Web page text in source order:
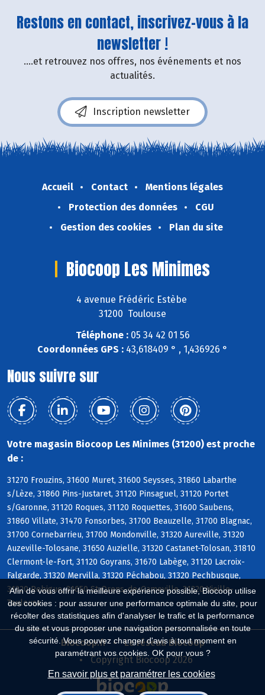
Afin de vous offrir la meilleure expérience possible, Biocoop utilise
des cookies : pour assurer une performance optimale du site, pour
récolter des statistiques afin d'analyser le trafic et la performance
du site et vous proposer une navigation personnalisée en toute
sécurité. Vous pouvez changer d'avis à tout moment en
paramétrant vos cookies. OK pour vous ?
En savoir plus et paramétrer les cookies
Restons en contact, inscrivez-vous à la
newsletter !
....et retrouvez nos offres, nos événements et nos
actualités.
Inscription newsletter
Accueil Contact
Mentions légales
Protection des données
CGU
Gestion des cookies
Plan du site
Biocoop Les Minimes
4 avenue Frédéric Estèbe
31200 Toulouse
Téléphone :05 34 42 01 56
Coordonnées GPS : 43,618409 ° , 1,436926 °
Nous suivre sur
Votre magasin Biocoop Les Minimes (31200) est proche
de :
31270 Frouzins, 31600 Muret, 31600 Seysses, 31860 Labarthe
s/Lèze, 31860 Pins-Justaret, 31120 Pinsaguel, 31120 Portet
s/Garonne, 31120 Roques, 31120 Roquettes, 31600 Saubens,
31860 Villate, 31470 Fonsorbes, 31700 Beauzelle, 31700 Blagnac,
31700 Cornebarrieu, 31700 Mondonville, 31320 Aureville, 31320
Auzeville-Tolosane, 31650 Auzielle, 31320 Castanet-Tolosan, 31810
Clermont-le-Fort, 31120 Goyrans, 31670 Labège, 31120 Lacroix-
Falgarde, 31320 Mervilla, 31320 Péchabou, 31320 Pechbusque,
31320 Rebigue, 31650 St-Orens-de-Gameville, 31320 Vieille-
Toulouse
Biocoop.fr
Le réseau Biocoop
Copyright Biocoop 2026